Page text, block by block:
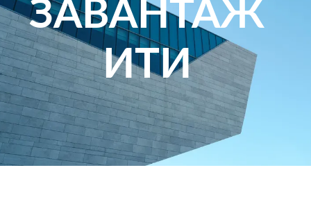
ЗАВАНТАЖ
ИТИ